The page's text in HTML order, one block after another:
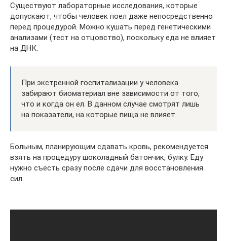
Существуют лабораторные исследования, которые
допускают, чтобы человек поел даже непосредственно
перед процедурой. Можно кушать перед генетическими
анализами (тест на отцовство), поскольку еда не влияет
на ДНК.
При экстренной госпитализации у человека
забирают биоматериал вне зависимости от того,
что и когда он ел. В данном случае смотрят лишь
на показатели, на которые пища не влияет.
Больным, планирующим сдавать кровь, рекомендуется
взять на процедуру шоколадный батончик, булку. Еду
нужно съесть сразу после сдачи для восстановления
сил.